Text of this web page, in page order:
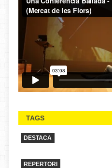
TAGS
DESTACA
REPERTORI